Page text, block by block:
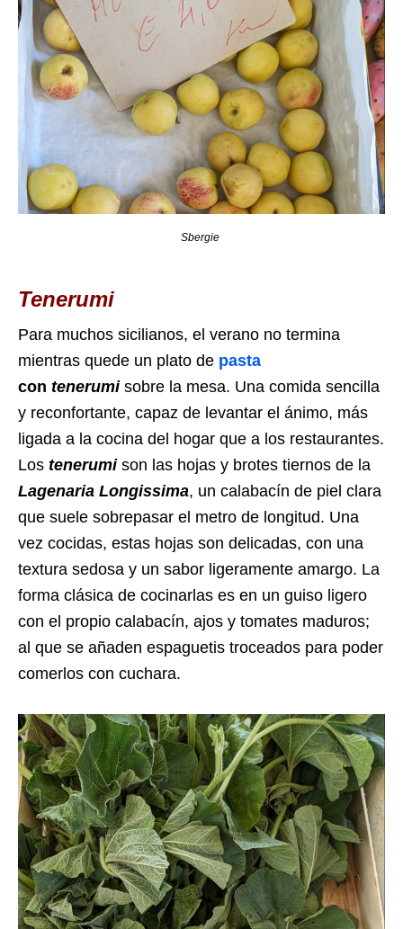
Sbergie
Tenerumi
Para muchos sicilianos, el verano no termina
mientras quede un plato de pasta
con tenerumi sobre la mesa. Una comida sencilla
y reconfortante, capaz de levantar el ánimo, más
ligada a la cocina del hogar que a los restaurantes.
Los tenerumi son las hojas y brotes tiernos de la
Lagenaria Longissima, un calabacín de piel clara
que suele sobrepasar el metro de longitud. Una
vez cocidas, estas hojas son delicadas, con una
textura sedosa y un sabor ligeramente amargo. La
forma clásica de cocinarlas es en un guiso ligero
con el propio calabacín, ajos y tomates maduros;
al que se añaden espaguetis troceados para poder
comerlos con cuchara.